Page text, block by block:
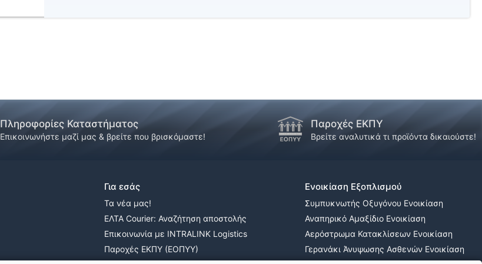
Πληροφορίες Καταστήματος
Επικοινωνήστε μαζί μας & βρείτε που βρισκόμαστε!
Παροχές ΕΚΠΥ
Βρείτε αναλυτικά τι προϊόντα δικαιούστε!
Για εσάς
Τα νέα μας!
ΕΛΤΑ Courier: Αναζήτηση αποστολής
Επικοινωνία με INTRALINK Logistics
Παροχές ΕΚΠΥ (ΕΟΠΥΥ)
Ενοικίαση Εξοπλισμού
Συμπυκνωτής Οξυγόνου Ενοικίαση
Αναπηρικό Αμαξίδιο Ενοικίαση
Αερόστρωμα Κατακλίσεων Ενοικίαση
Γερανάκι Άνυψωσης Ασθενών Ενοικίαση